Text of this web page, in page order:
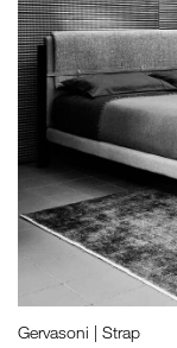
Gervasoni | Strap